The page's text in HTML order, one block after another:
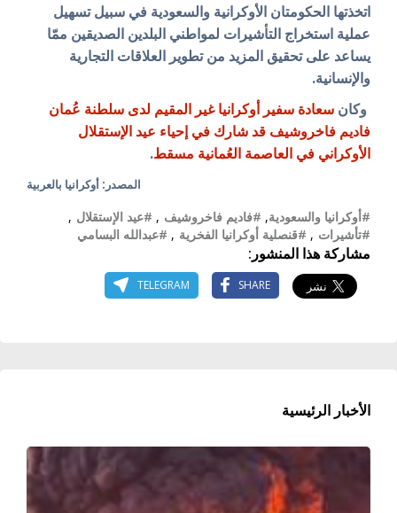
اتخذتها الحكومتان الأوكرانية والسعودية في سبيل تسهيل
عملية استخراج التأشيرات لمواطني البلدين الصديقين ممّا
يساعد على تحقيق المزيد من تطوير العلاقات التجارية
والإنسانية.
وكان سعادة سفير أوكرانيا غير المقيم لدى سلطنة عُمان
فاديم فاخروشيف قد شارك في إحياء عيد الإستقلال
الأوكراني في العاصمة العُمانية مسقط.
المصدر: أوكرانيا بالعربية
#أوكرانيا والسعودية, #فاديم فاخروشيف , #عيد الإستقلال ,
#تأشيرات , #قنصلية أوكرانيا الفخرية , #عبدالله البسامي
مشاركة هذا المنشور:
SHARE
TELEGRAM
الأخبار الرئيسية